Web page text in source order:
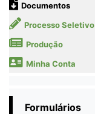
Documentos
Processo Seletivo
Produção
Minha Conta
Formulários